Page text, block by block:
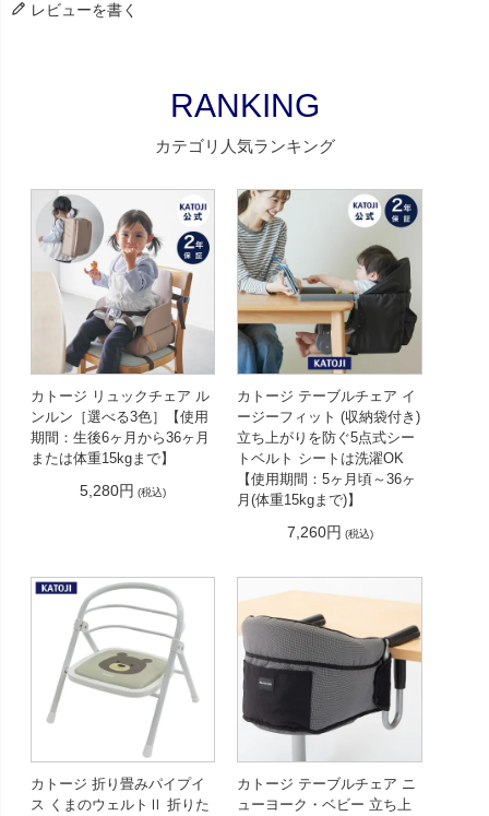
レビューを書く
RANKING
カテゴリ人気ランキング
カトージ リュックチェア ル
ンルン［選べる3色］【使用
期間：生後6ヶ月から36ヶ月
または体重15kgまで】
5,280円 (税込)
カトージ テーブルチェア イ
ージーフィット (収納袋付き)
立ち上がりを防ぐ5点式シー
トベルト シートは洗濯OK
【使用期間：5ヶ月頃～36ヶ
月(体重15kgまで)】
7,260円 (税込)
カトージ 折り畳みパイプイ
ス くまのウェルトⅡ 折りた
カトージ テーブルチェア ニ
ューヨーク・ベビー 立ち上